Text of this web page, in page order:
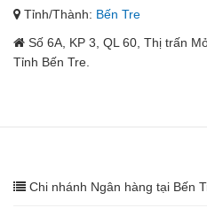
Tỉnh/Thành: Bến Tre
Số 6A, KP 3, QL 60, Thị trấn
Tỉnh Bến Tre.
Chi nhánh Ngân hàng tại Bến